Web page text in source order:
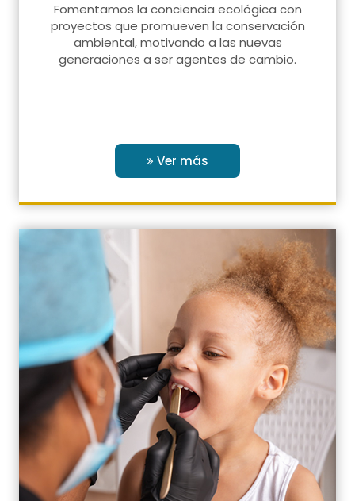
Fomentamos la conciencia ecológica con
proyectos que promueven la conservación
ambiental, motivando a las nuevas
generaciones a ser agentes de cambio.
Ver más